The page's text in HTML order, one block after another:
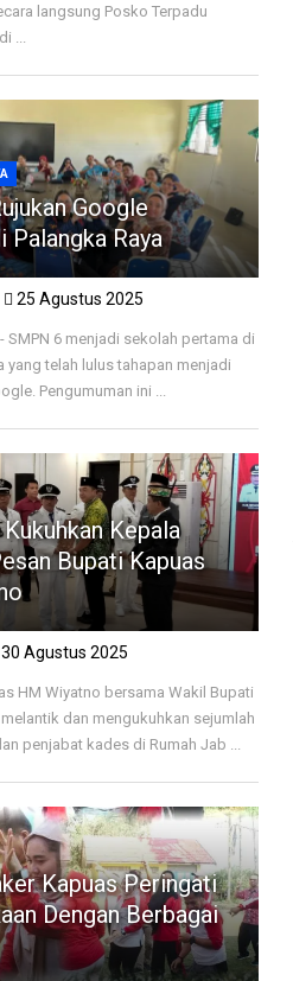
langsung Posko Terpadu
...
Google
Palangka Raya
25 Agustus 2025
SMPN 6 menjadi sekolah pertama di
yang telah lulus tahapan menjadi
Pengumuman ini ...
Kepala
Bupati Kapuas
30 Agustus 2025
HM Wiyatno bersama Wakil Bupati
dan mengukuhkan sejumlah
penjabat kades di Rumah Jab ...
Kapuas Peringati
Dengan Berbagai